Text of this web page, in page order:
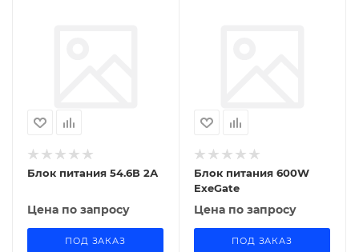
Блок питания 54.6В 2А
Цена по запросу
ПОД ЗАКАЗ
Блок питания 600W
ExeGate
Цена по запросу
ПОД ЗАКАЗ